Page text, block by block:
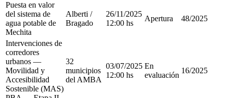
Puesta en valor
del sistema de
agua potable de
Mechita
Alberti /
Bragado
26/11/2025
12:00 hs
Apertura 48/2025
Intervenciones de
corredores
urbanos —
Movilidad y
Accesibilidad
Sostenible (MAS)
32
municipios
del AMBA
03/07/2025
12:00 hs
En
evaluación
16/2025